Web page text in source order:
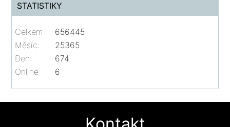
STATISTIKY
Online: 6
Celkem:
656445
Měsíc:
25365
Den:
674